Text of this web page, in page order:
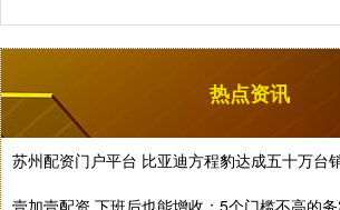
热点资讯
苏州配资门户平台 比亚迪方程豹达成五十万台